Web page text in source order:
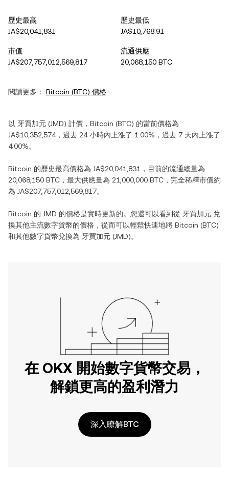
歷史最高
JA$20,041,831
歷史最低
JA$10,768.91
市值
JA$207,757,012,569,817
流通供應
20,068,150 BTC
閱讀更多： Bitcoin (BTC) 價格
以 牙買加元 (JMD) 計價， Bitcoin (BTC) 的當前價格為
JA$10,352,574，過去 24 小時內 上漲了 1.00% ，過去 7 天內 上漲了
4.00%。
Bitcoin 的歷史最高價格為 JA$20,041,831 ，目前的流通總量為
20,068,150 BTC ，最大供應量為 21,000,000 BTC ，完全稀釋市值約
為 JA$207,757,012,569,817。
Bitcoin 的 JMD 的價格是實時更新的。您還可以看到從 牙買加元 兌
換其他主流數字貨幣的價格，從而可以輕鬆快速地將 Bitcoin (BTC)
和其他數字貨幣兌換為 牙買加元 (JMD)。
在 OKX 開始數字貨幣交易，
解鎖更高的盈利潛力
深入瞭解BTC